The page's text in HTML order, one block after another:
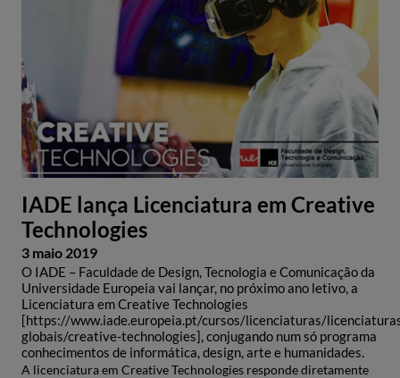
IADE lança Licenciatura em Creative
Technologies
3 maio 2019
O IADE – Faculdade de Design, Tecnologia e Comunicação da
Universidade Europeia vai lançar, no próximo ano letivo, a
Licenciatura em Creative Technologies
[https://www.iade.europeia.pt/cursos/licenciaturas/
globais/creative-technologies], conjugando num só programa
conhecimentos de informática, design, arte e humanidades.
A licenciatura em Creative Technologies responde diretamente